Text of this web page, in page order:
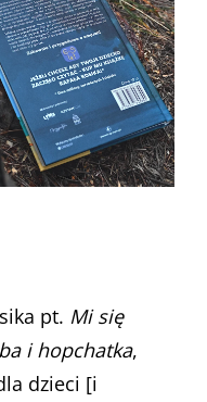
pt. Mi się
i hopchatka,
dzieci [i